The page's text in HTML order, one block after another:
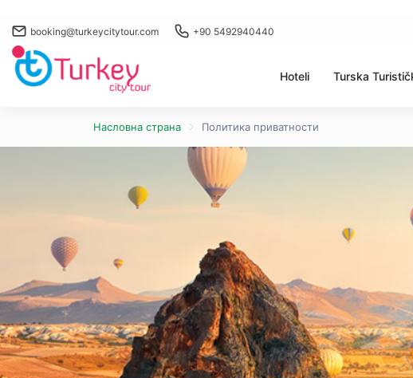
booking@turkeycitytour.com +90 5492940440
Hoteli Turska
Насловна страна Политика приватности